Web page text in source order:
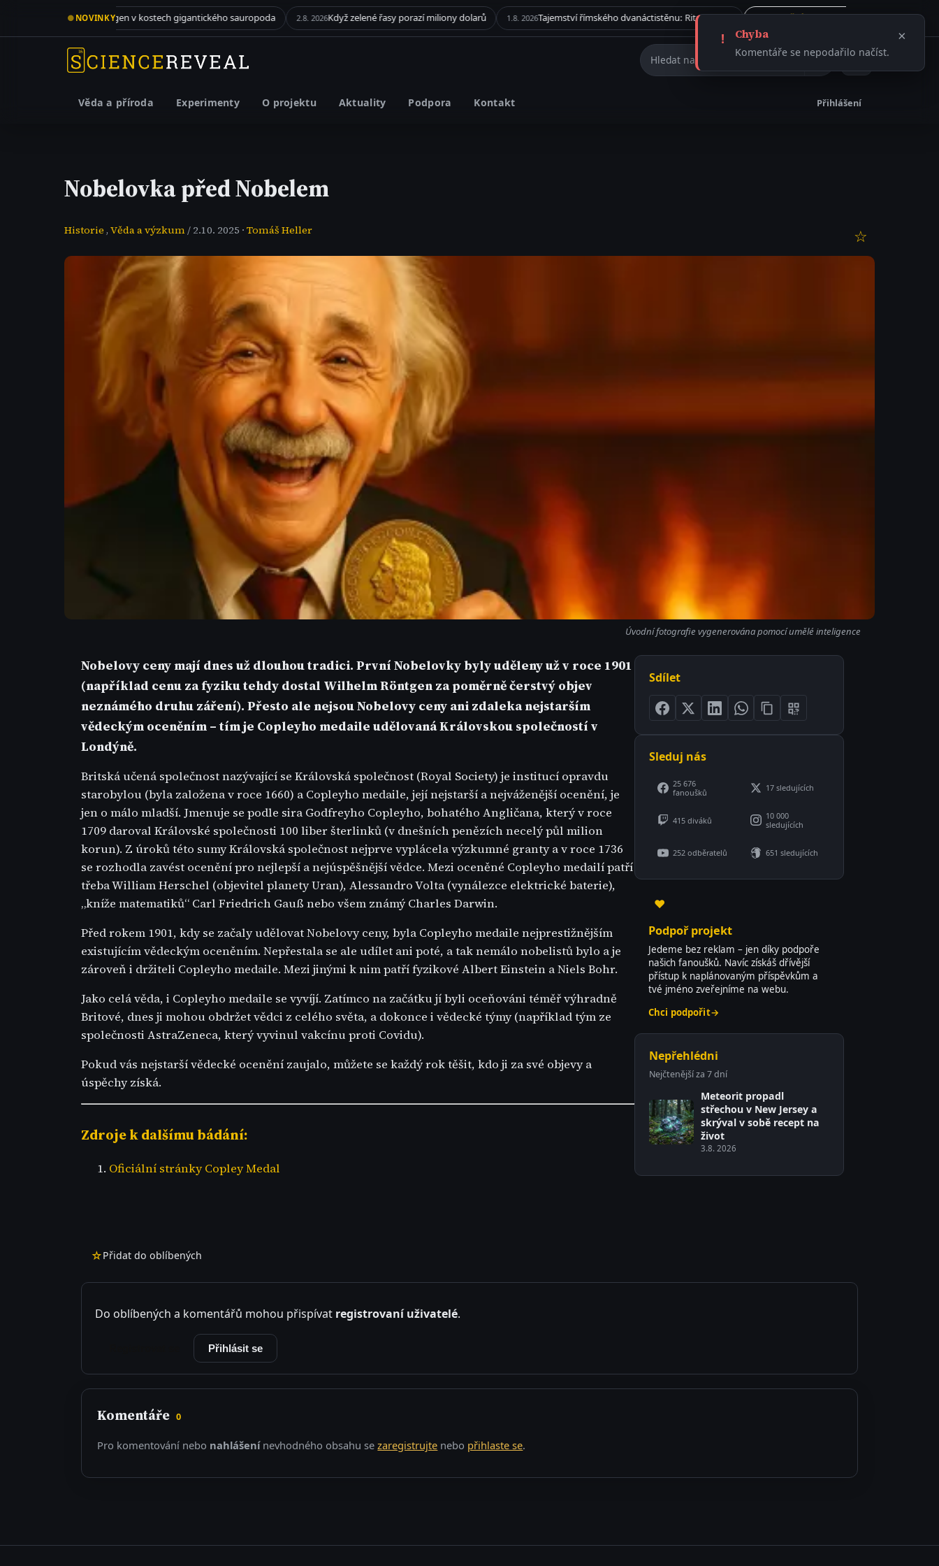
● NOVINKY
Kolagen v kostech gigantického sauropoda 2.8. 2026Když zelené řasy porazí miliony dolarů 1.8. 2026 Tajemství římského dvanáctistěnu: Rituální artefakt, nebo ničivá munice? 31.7. 2026ČLÁNEK Vše →
Hledat na webu
Věda a příroda Experimenty O projektu Aktuality Podpora Kontakt Přihlášení
Nobelovka před Nobelem
Historie , Věda a výzkum / 2.10. 2025 · Tomáš Heller ☆
Úvodní fotografie vygenerována pomocí umělé inteligence
Nobelovy ceny mají dnes už dlouhou tradici. První Nobelovky byly uděleny už v roce 1901
(například cenu za fyziku tehdy dostal Wilhelm Röntgen za poměrně čerstvý objev
neznámého druhu záření). Přesto ale nejsou Nobelovy ceny ani zdaleka nejstarším
vědeckým oceněním – tím je Copleyho medaile udělovaná Královskou společností v
Londýně.
Britská učená společnost nazývající se Královská společnost (Royal Society) je institucí opravdu
starobylou (byla založena v roce 1660) a Copleyho medaile, její nejstarší a nejváženější ocenění, je
jen o málo mladší. Jmenuje se podle sira Godfreyho Copleyho, bohatého Angličana, který v roce
1709 daroval Královské společnosti 100 liber šterlinků (v dnešních penězích necelý půl milion
korun). Z úroků této sumy Královská společnost nejprve vyplácela výzkumné granty a v roce 1736
se rozhodla zavést ocenění pro nejlepší a nejúspěšnější vědce. Mezi oceněné Copleyho medailí patří
třeba William Herschel (objevitel planety Uran), Alessandro Volta (vynálezce elektrické baterie),
„kníže matematiků“ Carl Friedrich Gauß nebo všem známý Charles Darwin.
Před rokem 1901, kdy se začaly udělovat Nobelovy ceny, byla Copleyho medaile nejprestižnějším
existujícím vědeckým oceněním. Nepřestala se ale udílet ani poté, a tak nemálo nobelistů bylo a je
zároveň i držiteli Copleyho medaile. Mezi jinými k nim patří fyzikové Albert Einstein a Niels Bohr.
Jako celá věda, i Copleyho medaile se vyvíjí. Zatímco na začátku jí byli oceňováni téměř výhradně
Britové, dnes ji mohou obdržet vědci z celého světa, a dokonce i vědecké týmy (například tým ze
společnosti AstraZeneca, který vyvinul vakcínu proti Covidu).
Pokud vás nejstarší vědecké ocenění zaujalo, můžete se každý rok těšit, kdo ji za své objevy a
úspěchy získá.
Zdroje k dalšímu bádání:
Oficiální stránky Copley Medal
Sdílet
Sleduj nás
25 676
fanoušků
17 sledujících
415 diváků
10 000
sledujících
252 odběratelů 651 sledujících
♥
Podpoř projekt
Jedeme bez reklam – jen díky podpoře
našich fanoušků. Navíc získáš dřívější
přístup k naplánovaným příspěvkům a
tvé jméno zveřejníme na webu.
Chci podpořit→
Nepřehlédni
Nejčtenější za 7 dní
Meteorit propadl
střechou v New Jersey a
skrýval v sobě recept na
život
3.8. 2026
☆Přidat do oblíbených
Do oblíbených a komentářů mohou přispívat registrovaní uživatelé.
Přihlásit se
Komentáře 0
Pro komentování nebo nahlášenínevhodného obsahu sezaregistrujte nebo přihlaste se.
! Chyba
Komentáře se nepodařilo načíst.
×